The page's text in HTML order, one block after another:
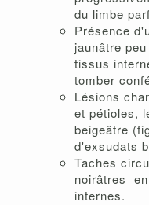
du limbe
Présence
jaunâtre
tissus
tomber
Lésions
et pétioles,
beigeâtre
d'exsudats
Taches
noirâtres
internes.